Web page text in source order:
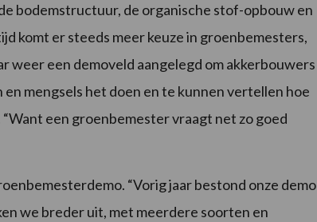
bodemstructuur, de organische stof-opbouw en
komt er steeds meer keuze in groenbemesters,
weer een demoveld aangelegd om akkerbouwers
mengsels het doen en te kunnen vertellen hoe
een groenbemester vraagt net zo goed
“Vorig jaar bestond onze demo
we breder uit, met meerdere soorten en